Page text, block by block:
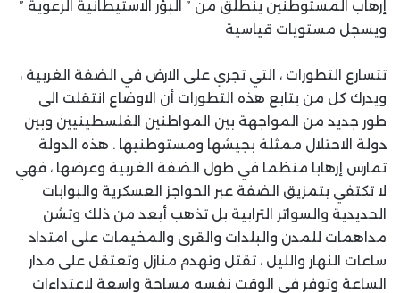
إرهاب المستوطنين ينطلق من ” البؤر الاستيطانية الرعوية ”
ويسجل مستويات قياسية
تتسارع التطورات ، التي تجري على الارض في الضفة الغربية ،
ويدرك كل من يتابع هذه التطورات أن الاوضاع انتقلت الى
طور جديد من المواجهة بين المواطنين الفلسطينيين وبين
دولة الاحتلال ممثلة بجيشها ومستوطنيها . هذه الدولة
تمارس إرهابا منظما في طول الضفة الغربية وعرضها ، فهي
لا تكتفي بتمزيق الضفة عبر الحواجز العسكرية والبوابات
الحديدية والسواتر الترابية بل تذهب أبعد من ذلك وتشن
مداهمات للمدن والبلدات والقرى والمخيمات على امتداد
ساعات النهار والليل ، تقتل وتهدم منازل وتعتقل على مدار
الساعة وتوفر في الوقت نفسه مساحة واسعة لاعتداءات